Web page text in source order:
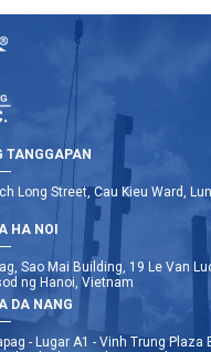
TANGGAPAN
Long Street, Cau Kieu Ward,
HA NOI
Sao Mai Building, 19 Le Van
ng Hanoi, Vietnam
DA NANG
- Lugar A1 - Vinh Trung Plaza